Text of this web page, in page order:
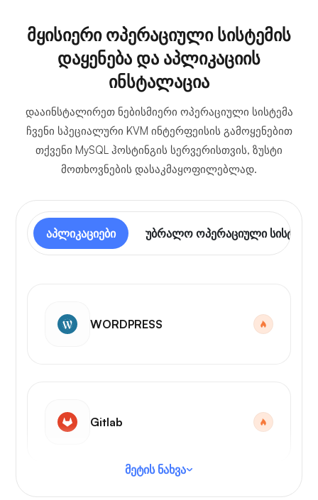
მყისიერი ოპერაციული სისტემის
დაყენება და აპლიკაციის
ინსტალაცია
დააინსტალირეთ ნებისმიერი ოპერაციული სისტემა
ჩვენი სპეციალური KVM ინტერფეისის გამოყენებით
თქვენი MySQL ჰოსტინგის სერვერისთვის, ზუსტი
მოთხოვნების დასაკმაყოფილებლად.
აპლიკაციები უბრალო ოპერაციული სისტემა
WORDPRESS
Gitlab
მეტის ნახვა